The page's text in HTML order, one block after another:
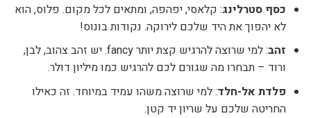
כסף סטרלינג: קלאסי, יפהפה, ומתאים לכל מקום. פלוס, הוא
לא יהפוך את היד שלכם לירוקה. נקודות בונוס!
זהב
: למי שרוצה להרגיש קצת יותר fancy. יש זהב צהוב, לבן,
ורוד – תבחרו מה שגורם לכם להרגיש כמו מיליון דולר.
פלדת אל-חלד: למי שרוצה משהו עמיד במיוחד. זה כאילו
החריטה שלכם על שריון יד קטן.